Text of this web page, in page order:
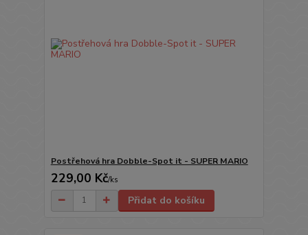
Postřehová hra Dobble-Spot it - SUPER MARIO
229,00 Kč/ks
Přidat do košíku